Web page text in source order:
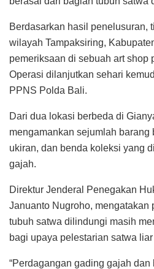
Berdasarkan hasil penelusuran,
wilayah Tampaksiring,
pemeriksaan di sebuah art shop
Operasi dilanjutkan sehari
PPNS Polda Bali.
Dari dua lokasi berbeda di
mengamankan sejumlah barang
ukiran, dan benda koleksi yang
gajah.
Direktur Jenderal Penegakan
Januanto Nugroho, mengatakan
tubuh satwa dilindungi masih
bagi upaya pelestarian satwa
“Perdagangan gading gajah